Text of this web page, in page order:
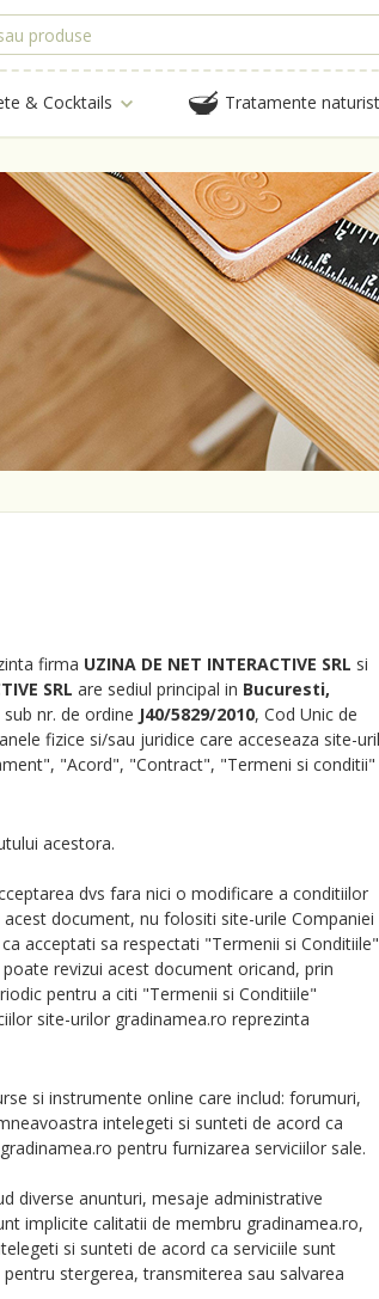
& Cocktails Tratamente
firma UZINA DE NET INTERACTIVE SRL si
SRL are sediul principal in Bucuresti,
nr. de ordine J40/5829/2010, Cod Unic de
fizice si/sau juridice care acceseaza site-
"Acord", "Contract", "Termeni si conditii"
acestora.
dvs fara nici o modificare a conditiilor
document, nu folositi site-urile Companiei
acceptati sa respectati "Termenii si Conditiile"
revizui acest document oricand, prin
pentru a citi "Termenii si Conditiile"
site-urilor gradinamea.ro reprezinta
si instrumente online care includ: forumuri,
intelegeti si sunteti de acord ca
pentru furnizarea serviciilor sale.
diverse anunturi, mesaje administrative
implicite calitatii de membru gradinamea.ro,
si sunteti de acord ca serviciile sunt
stergerea, transmiterea sau salvarea